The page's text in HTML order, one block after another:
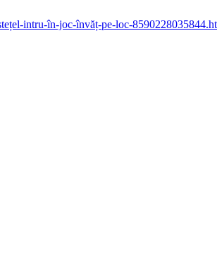
intru-în-joc-învăț-pe-loc-